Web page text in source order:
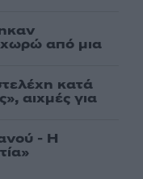
από μια
κατά
αιχμές για
- Η